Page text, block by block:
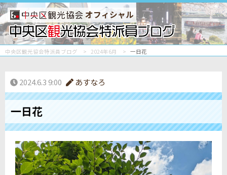
オフィシャル
中央区観光協会特派員ブログ 2024年6月 一日花
2024.6.3 9:00 あすなろ
一日花